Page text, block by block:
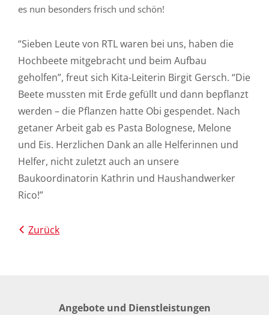
es nun besonders frisch und schön!
“Sieben Leute von RTL waren bei uns, haben die
Hochbeete mitgebracht und beim Aufbau
geholfen”, freut sich Kita-Leiterin Birgit Gersch. “Die
Beete mussten mit Erde gefüllt und dann bepflanzt
werden – die Pflanzen hatte Obi gespendet. Nach
getaner Arbeit gab es Pasta Bolognese, Melone
und Eis. Herzlichen Dank an alle Helferinnen und
Helfer, nicht zuletzt auch an unsere
Baukoordinatorin Kathrin und Haushandwerker
Rico!”
Zurück
Angebote und Dienstleistungen